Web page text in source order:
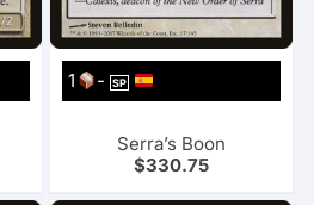
1 - SP
Serra’s Boon
$330.75